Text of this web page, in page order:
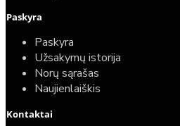
Paskyra
Paskyra
Užsakymų istorija
Norų sąrašas
Naujienlaiškis
Kontaktai